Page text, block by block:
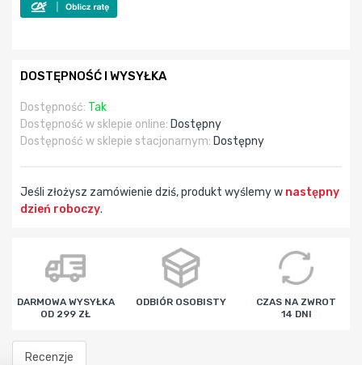
DOSTĘPNOŚĆ I WYSYŁKA
Dostępność: Tak
Dostępność w sklepie online: Dostępny
Dostępność w sklepie stacjonarnym: Dostępny
Jeśli złożysz zamówienie dziś, produkt wyślemy w następny
dzień roboczy.
godz min
DARMOWA WYSYŁKA
OD 299 ZŁ
ODBIÓR OSOBISTY
CZAS NA ZWROT
14 DNI
Recenzje